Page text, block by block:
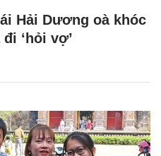
Hải Dương oà khóc
‘hỏi vợ’